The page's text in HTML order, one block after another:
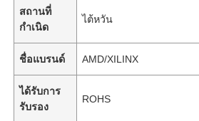
สถานที่
กำเนิด
ไต้หวัน
ชื่อแบรนด์ AMD/XILINX
ได้รับการ
รับรอง
ROHS